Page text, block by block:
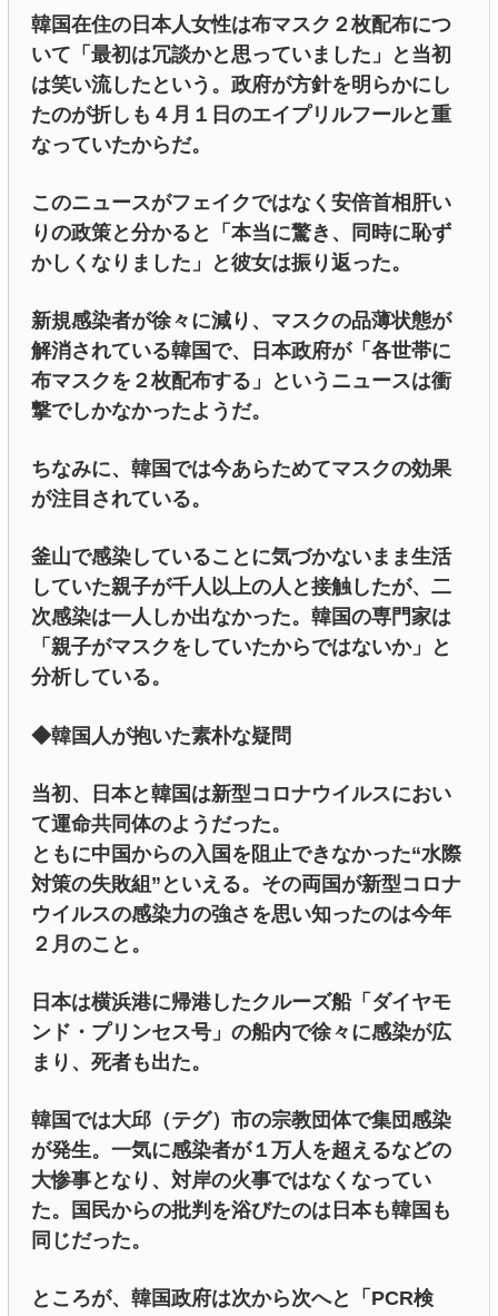
韓国在住の日本人女性は布マスク２枚配布につ
いて「最初は冗談かと思っていました」と当初
は笑い流したという。政府が方針を明らかにし
たのが折しも４月１日のエイプリルフールと重
なっていたからだ。
このニュースがフェイクではなく安倍首相肝い
りの政策と分かると「本当に驚き、同時に恥ず
かしくなりました」と彼女は振り返った。
新規感染者が徐々に減り、マスクの品薄状態が
解消されている韓国で、日本政府が「各世帯に
布マスクを２枚配布する」というニュースは衝
撃でしかなかったようだ。
ちなみに、韓国では今あらためてマスクの効果
が注目されている。
釜山で感染していることに気づかないまま生活
していた親子が千人以上の人と接触したが、二
次感染は一人しか出なかった。韓国の専門家は
「親子がマスクをしていたからではないか」と
分析している。
◆韓国人が抱いた素朴な疑問
当初、日本と韓国は新型コロナウイルスにおい
て運命共同体のようだった。
ともに中国からの入国を阻止できなかった“水際
対策の失敗組”といえる。その両国が新型コロナ
ウイルスの感染力の強さを思い知ったのは今年
２月のこと。
日本は横浜港に帰港したクルーズ船「ダイヤモ
ンド・プリンセス号」の船内で徐々に感染が広
まり、死者も出た。
韓国では大邱（テグ）市の宗教団体で集団感染
が発生。一気に感染者が１万人を超えるなどの
大惨事となり、対岸の火事ではなくなってい
た。国民からの批判を浴びたのは日本も韓国も
同じだった。
ところが、韓国政府は次から次へと「PCR検